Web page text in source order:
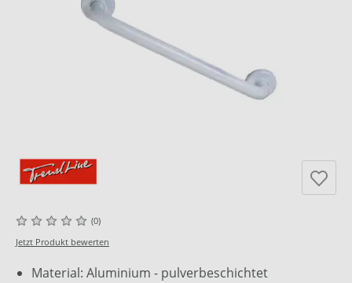
(0)
Jetzt Produkt bewerten
Material: Aluminium - pulverbeschichtet